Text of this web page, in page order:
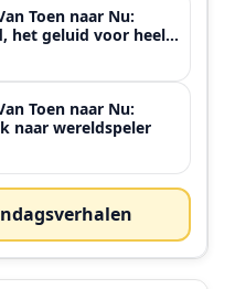
Toen naar Nu:
het geluid voor heel
Toen naar Nu:
naar wereldspeler